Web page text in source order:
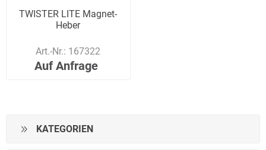
TWISTER LITE Magnet-
Heber
Art.-Nr.: 167322
Auf Anfrage
KATEGORIEN